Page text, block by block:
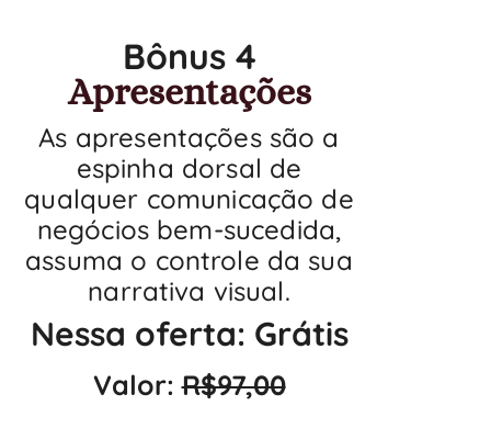
Bônus 4
Apresentações
As apresentações são a
espinha dorsal de
qualquer comunicação de
negócios bem-sucedida,
assuma o controle da sua
narrativa visual.
Nessa oferta: Grátis
Valor:R$97,00